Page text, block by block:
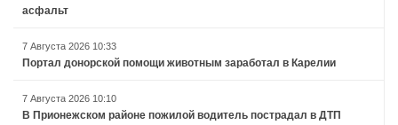
асфальт
7 Августа 2026 10:33
Портал донорской помощи животным заработал в Карелии
7 Августа 2026 10:10
В Прионежском районе пожилой водитель пострадал в ДТП